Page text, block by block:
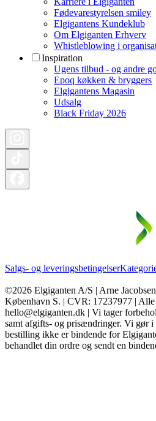
Fødevarestyrelsen smiley
Elgigantens Kundeklub
Om Elgiganten Erhverv
Whistleblowing i
Inspiration
Ugens tilbud - og andre
Epoq køkken & bryggers
Elgigantens Magasin
Udsalg
Black Friday 2026
Salgs- og leveringsbetingelser
©2026 Elgiganten A/S | Arne
København S. | CVR: 17237977 | Alle
hello@elgiganten.dk | Vi tager
samt afgifts- og prisændringer. Vi gør
bestilling ikke er bindende for
behandlet din ordre og sendt en